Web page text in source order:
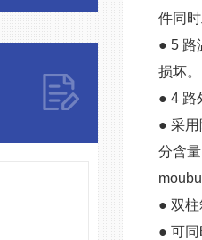
件同
● 5 路
损坏。
● 4 路
● 采
分含
● 双
● 可